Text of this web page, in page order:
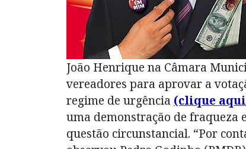
João Henrique na Câmara
vereadores para aprovar a
regime de urgência (clique
uma demonstração de fraqueza
questão circunstancial. “Por